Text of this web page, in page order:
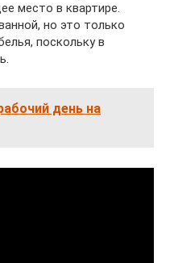
место в квартире.
но это только
поскольку в
день на